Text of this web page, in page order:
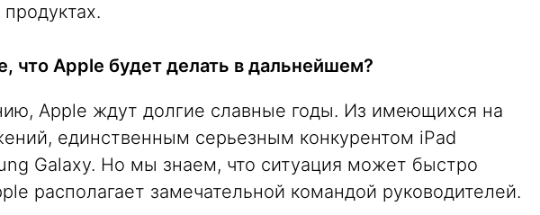
что Apple будет делать в дальнейшем?
Apple ждут долгие славные годы. Из имеющихся на
единственным серьезным конкурентом iPad
Galaxy. Но мы знаем, что ситуация может быстро
располагает замечательной командой руководителей.